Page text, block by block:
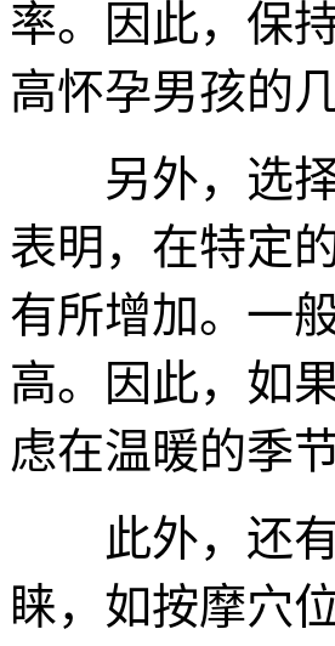
率。因此，保
高怀孕男孩的几
另外，选择
表明，在特定
有所增加。一
高。因此，如
虑在温暖的季
此外，还有
睐，如按摩穴